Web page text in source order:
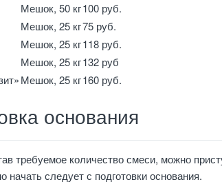
Мешок, 50 кг100 руб.
Мешок, 25 кг75 руб.
Мешок, 25 кг118 руб.
Мешок, 25 кг132 руб
Мешок, 25 кг160 руб.
основания
требуемое количество смеси, можно
начать следует с подготовки основания.